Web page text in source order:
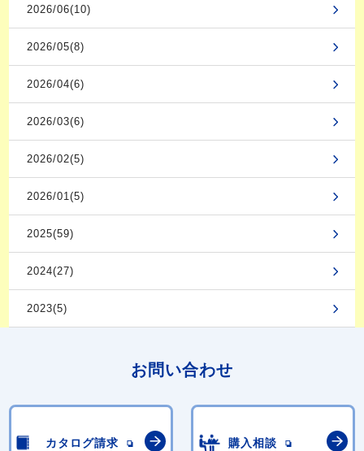
2026/06(10)
2026/05(8)
2026/04(6)
2026/03(6)
2026/02(5)
2026/01(5)
2025(59)
2024(27)
2023(5)
お問い合わせ
カタログ請求 購入相談